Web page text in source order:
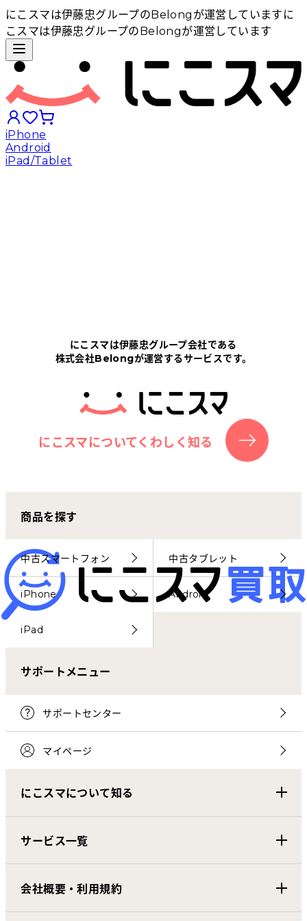
にこスマは伊藤忠グループのBelongが運営しています に
こスマは伊藤忠グループのBelongが運営しています
iPhone
Android
iPad/Tablet
にこスマについて
サポートセンター
お客さまの声
にこスマ通信
マイページ
にこスマは伊藤忠グループ会社である
株式会社Belongが運営するサービスです。
にこスマについてくわしく知る
商品を探す
中古スマートフォン 中古タブレット
iPhone Android
iPad
サポートメニュー
サポートセンター
マイページ
にこスマについて知る
サービス一覧
会社概要・利用規約